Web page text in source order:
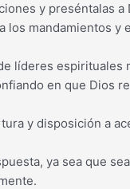
y preséntalas a
los mandamientos
líderes espirituales
en que Dios
y disposición a
ya sea que